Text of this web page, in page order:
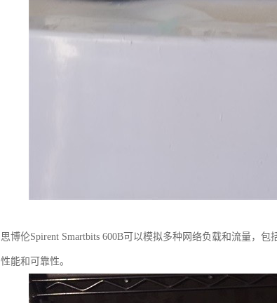
思博伦Spirent Smartbits 600B可以模拟多种网络负载和流量，
性能和可靠性。